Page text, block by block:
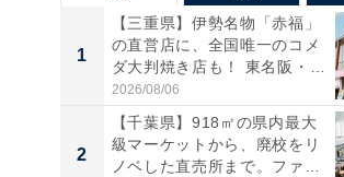
1
【三重県】伊勢名物「赤福」
の直営店に、全国唯一のコメ
ダ大判焼き店も！ 東名阪・
伊...
2026/08/06
2
【千葉県】918㎡の県内最大
級マーケットから、廃校をリ
ノベした直売所まで。ファ